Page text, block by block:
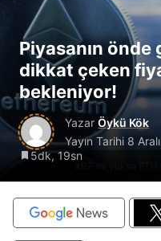
Piyasanın
dikkat çeken
bekleniyor!
Yazar Öykü Kök
Yayın Tarihi 8
5dk, 19sn